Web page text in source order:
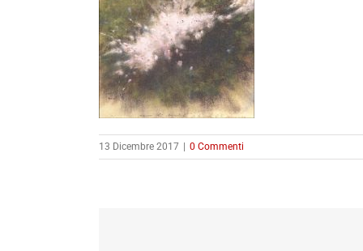
13 Dicembre 2017 0 Commenti